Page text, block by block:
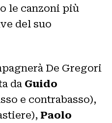
le canzoni più
del suo
De Gregori
da Guido
e contrabasso),
Paolo